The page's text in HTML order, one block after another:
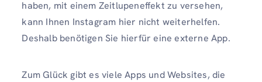
haben, mit einem Zeitlupeneffekt zu versehen,
kann Ihnen Instagram hier nicht weiterhelfen.
Deshalb benötigen Sie hierfür eine externe App.
Zum Glück gibt es viele Apps und Websites, die